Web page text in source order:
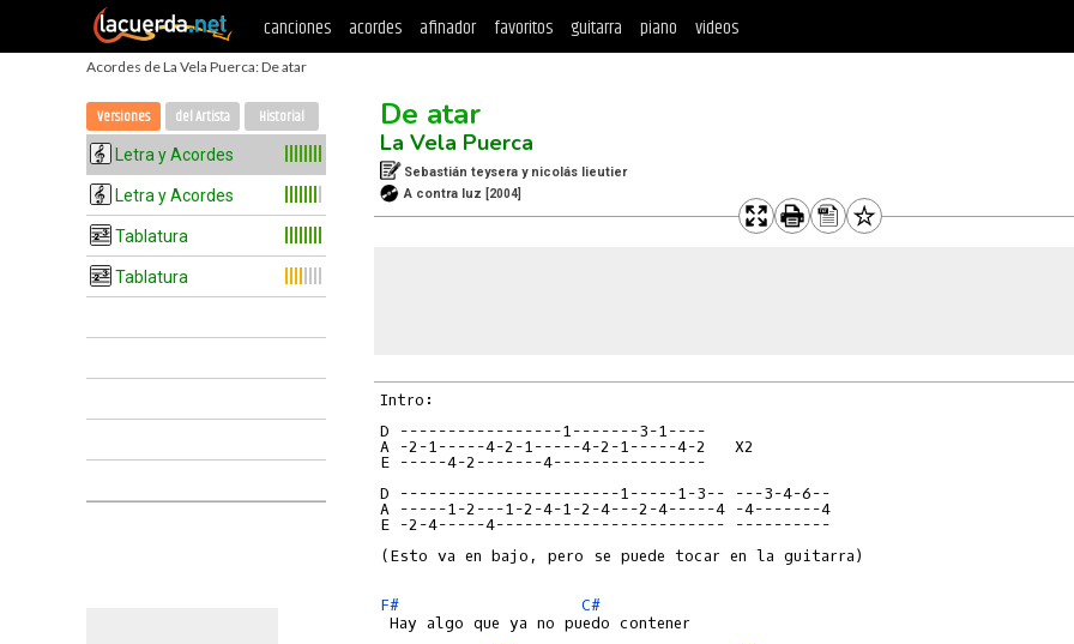
canciones acordes afinador favoritos guitarra piano videos
Acordes de La Vela Puerca: De atar
Versiones del Artista Historial
Letra y Acordes
Letra y Acordes
Tablatura
Tablatura
De atar
La Vela Puerca
Sebastián teysera y nicolás lieutier
A contra luz [2004]
Intro:
D -----------------1-------3-1----
A -2-1-----4-2-1-----4-2-1-----4-2   X2
E -----4-2-------4----------------
D -----------------------1-----1-3-- ---3-4-6--
A -----1-2---1-2-4-1-2-4---2-4-----4 -4-------4
E -2-4-----4------------------------ ----------
(Esto va en bajo, pero se puede tocar en la guitarra)
F#
C#